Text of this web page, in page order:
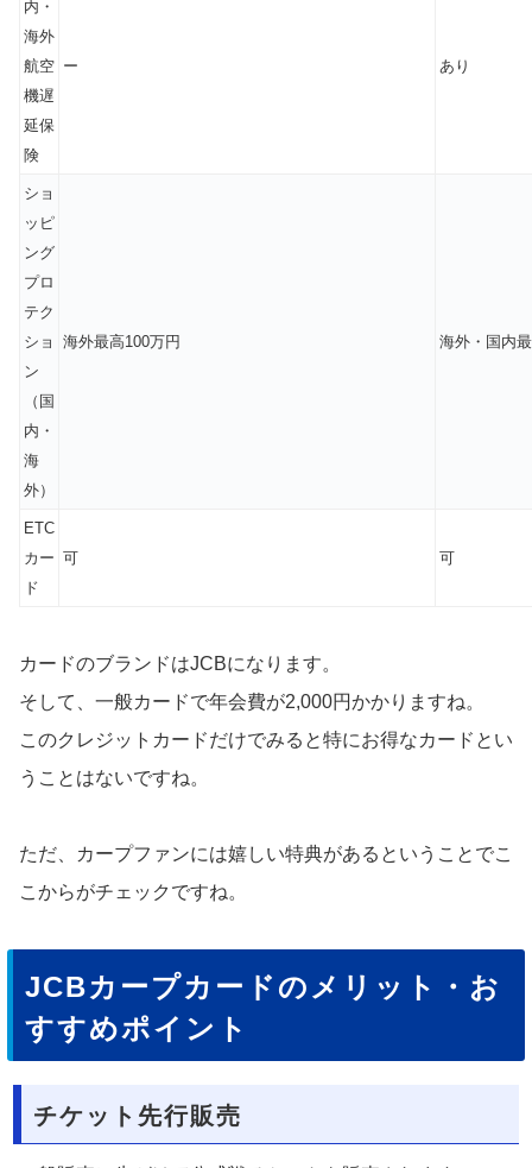
内・
海外
航空
機遅
延保
険
ー あり
ショ
ッピ
ング
プロ
テク
ショ
ン
（国
内・
海
外）
海外最高100万円 海外・国内
ETC
カー
ド
可 可
カードのブランドはJCBになります。
そして、一般カードで年会費が2,000円かかりますね。
このクレジットカードだけでみると特にお得なカードとい
うことはないですね。
ただ、カープファンには嬉しい特典があるということでこ
こからがチェックですね。
JCBカープカードのメリット・お
すすめポイント
チケット先行販売